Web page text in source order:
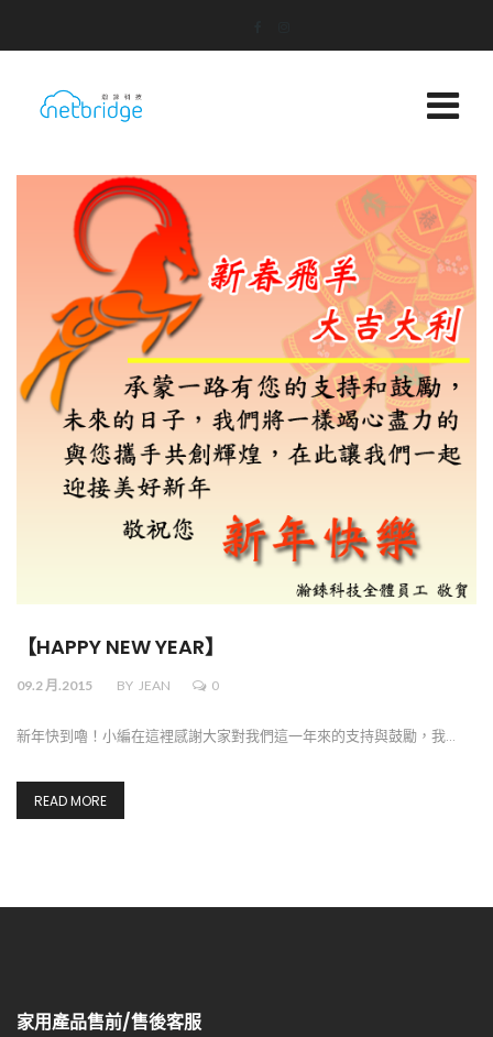
【HAPPY NEW YEAR】
09.2 月.2015 BY JEAN 0
新年快到嚕！小編在這裡感謝大家對我們這一年來的支持與鼓勵，我…
READ MORE
家用產品售前/售後客服